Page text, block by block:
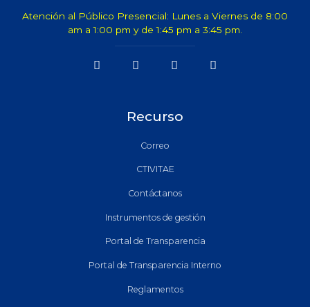
Atención al Público Presencial: Lunes a Viernes de 8:00
am a 1:00 pm y de 1:45 pm a 3:45 pm.
Recurso
Correo
CTIVITAE
Contáctanos
Instrumentos de gestión
Portal de Transparencia
Portal de Transparencia Interno
Reglamentos